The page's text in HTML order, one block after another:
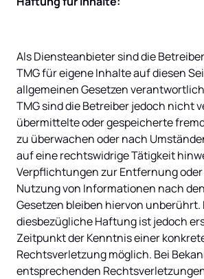
Als Diensteanbieter sind die Betreiber
TMG für eigene Inhalte auf diesen
allgemeinen Gesetzen
TMG sind die Betreiber jedoch nicht
übermittelte oder gespeicherte
zu überwachen oder nach
auf eine rechtswidrige Tätigkeit
Verpflichtungen zur Entfernung
Nutzung von Informationen nach
Gesetzen bleiben hiervon unberührt.
diesbezügliche Haftung ist jedoch
Zeitpunkt der Kenntnis einer
Rechtsverletzung möglich. Bei
entsprechenden